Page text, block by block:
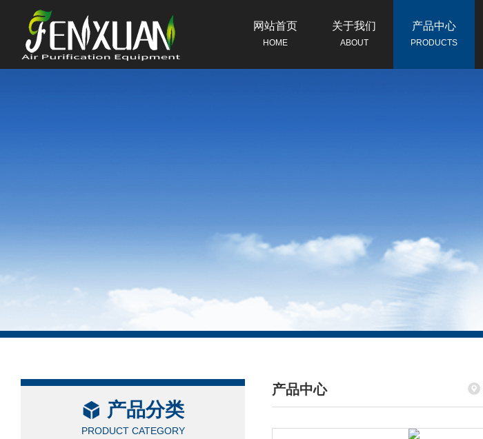
网站首页
HOME
关于我们
ABOUT
产品中心
PRODUCTS
产品分类
PRODUCT CATEGORY
产品中心
/ PRODUCTS CENTER